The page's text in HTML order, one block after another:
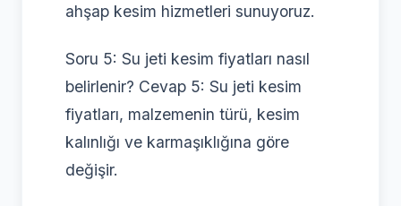
ahşap kesim hizmetleri sunuyoruz.
Soru 5: Su jeti kesim fiyatları nasıl
belirlenir? Cevap 5: Su jeti kesim
fiyatları, malzemenin türü, kesim
kalınlığı ve karmaşıklığına göre
değişir.